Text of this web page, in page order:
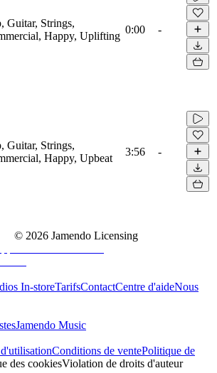
Guitar, Strings,
Happy, Uplifting
0:00 -
Guitar, Strings,
Happy, Upbeat
3:56 -
© 2026 Jamendo Licensing
In-storeTarifsContactCentre d'aideNous
Jamendo Music
Conditions de ventePolitique de
des cookiesViolation de droits d'auteur